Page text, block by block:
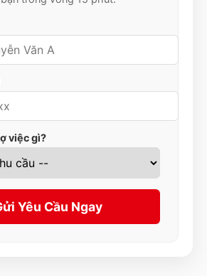
việc gì?
Yêu Cầu Ngay